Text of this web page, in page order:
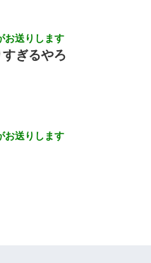
お送りします
ぎるやろ
お送りします